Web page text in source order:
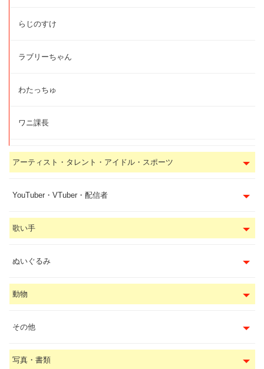
らじのすけ
ラブリーちゃん
わたっちゅ
ワニ課長
アーティスト・タレント・アイドル・スポーツ
YouTuber・VTuber・配信者
歌い手
ぬいぐるみ
動物
その他
写真・書類